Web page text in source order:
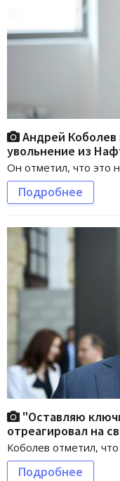
Андрей Коболев
увольнение из
Он отметил, что это
Подробнее
"Оставляю
отреагировал на
Коболев отметил,
Подробнее